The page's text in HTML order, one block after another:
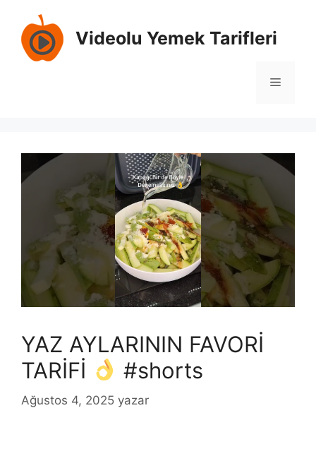
Videolu Yemek Tarifleri
Menü
YAZ AYLARININ FAVORİ
TARİFİ
#shorts
Ağustos 4, 2025 yazar